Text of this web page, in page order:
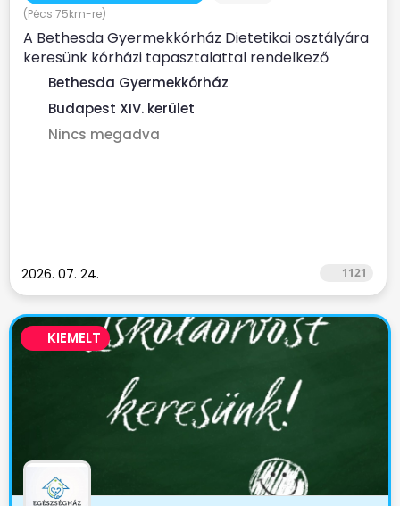
(Pécs 75km-re)
A Bethesda Gyermekkórház Dietetikai osztályára
keresünk kórházi tapasztalattal rendelkező
dietetikus...
Bethesda Gyermekkórház
Budapest XIV. kerület
Nincs megadva
2026. 07. 24. 1121
KIEMELT